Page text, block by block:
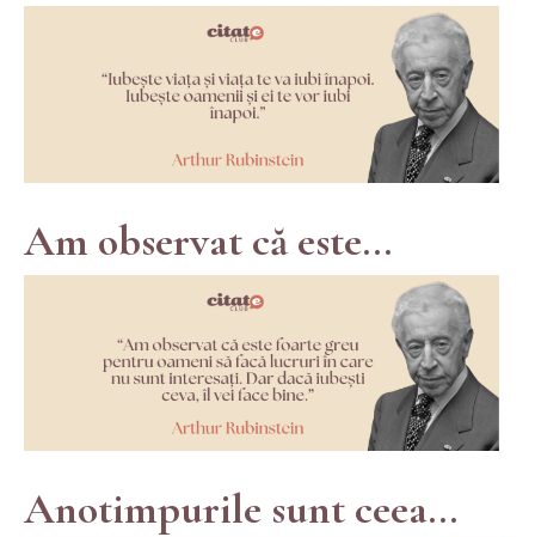
Am observat că este...
Anotimpurile sunt ceea...